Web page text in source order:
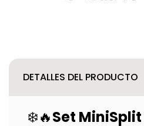
DETALLES DEL PRODUCTO
❄️🔥Set